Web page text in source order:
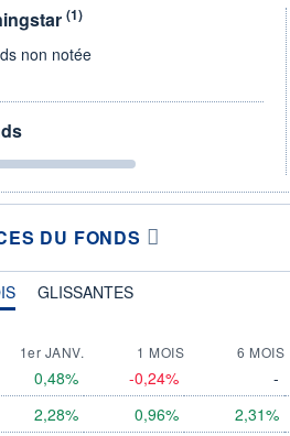
(1)
non notée
DU FONDS
GLISSANTES
1er JANV. 1 MOIS 6 MOIS
0,48% -0,24% -
2,28% 0,96% 2,31%